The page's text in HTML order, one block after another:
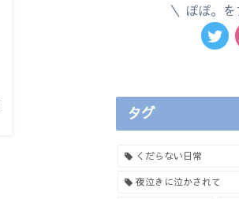
ぽぽ。
タグ
くだらない日常
夜泣きに泣かされて